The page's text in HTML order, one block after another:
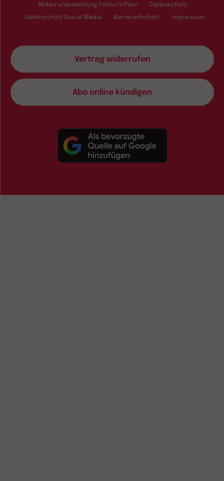
Widerrufsbelehrung Zeitschriften Datenschutz
Datenschutz Social Media Barrierefreiheit Impressum
Vertrag widerrufen
Abo online kündigen